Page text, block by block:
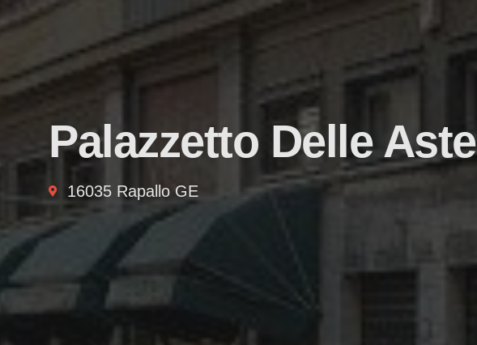
Palazzetto Delle Aste
16035 Rapallo GE